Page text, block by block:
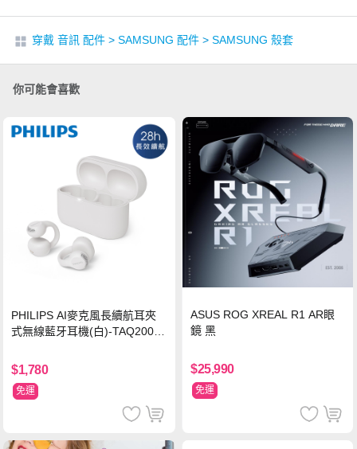
穿戴 音訊 配件 > SAMSUNG 配件 > SAMSUNG 殼套
你可能會喜歡
PHILIPS AI麥克風長續航耳夾
式無線藍牙耳機(白)-TAQ2000
$1,780
免運
ASUS ROG XREAL R1 AR眼
鏡 黑
$25,990
免運